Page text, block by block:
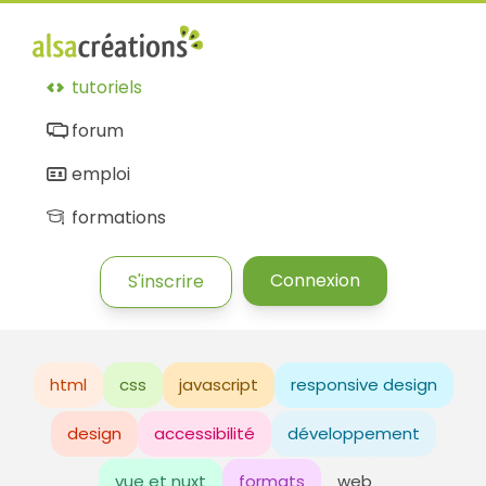
tutoriels
forum
emploi
formations
S'inscrire Connexion
html css javascript responsive design
design accessibilité développement
vue et nuxt formats web